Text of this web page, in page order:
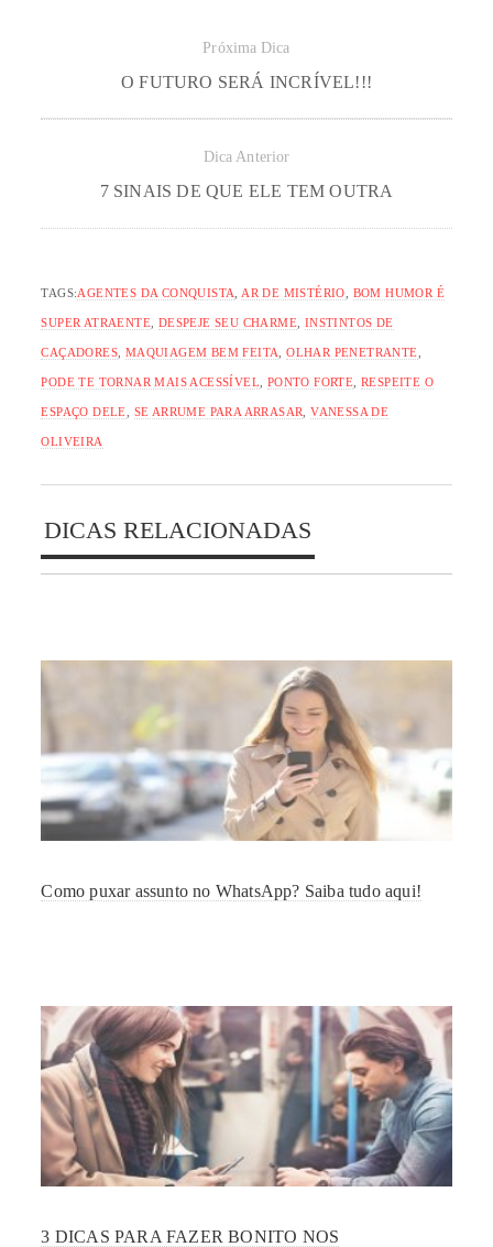
Próxima Dica
O FUTURO SERÁ INCRÍVEL!!!
Dica Anterior
7 SINAIS DE QUE ELE TEM OUTRA
TAGS:AGENTES DA CONQUISTA AR DE MISTÉRIO BOM HUMOR É
SUPER ATRAENTE DESPEJE SEU CHARME INSTINTOS DE
CAÇADORES MAQUIAGEM BEM FEITA ,OLHAR PENETRANTE
PODE TE TORNAR MAIS ACESSÍVEL PONTO FORTE ,RESPEITE O
ESPAÇO DELE SE ARRUME PARA ARRASAR ,VANESSA DE
OLIVEIRA
DICAS RELACIONADAS
Como puxar assunto no WhatsApp? Saiba tudo aqui!
3 DICAS PARA FAZER BONITO NOS